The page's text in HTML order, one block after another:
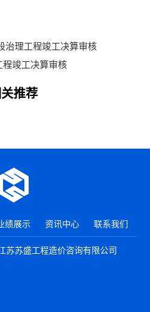
治理工程竣工决算审核
程竣工决算审核
推荐
绩展示 资讯中心 联系我们
苏盛工程造价咨询有限公司